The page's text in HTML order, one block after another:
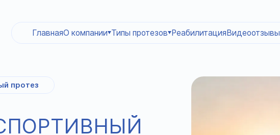
ГлавнаяО компании Типы протезов РеабилитацияВидеоотзывы
протез